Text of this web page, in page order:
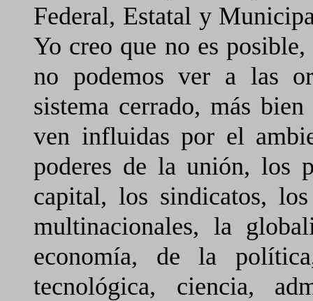
Federal, Estatal y
Yo creo que no es
no podemos ver a las
sistema cerrado, más
ven influidas por el
poderes de la unión, los
capital, los sindicatos,
multinacionales, la
economía, de la
tecnológica, ciencia,